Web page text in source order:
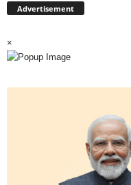
Advertisement
×